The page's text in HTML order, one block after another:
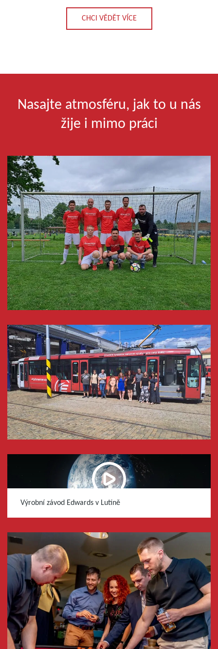
CHCI VĚDĚT VÍCE
Nasajte atmosféru, jak to u nás
žije i mimo práci
Výrobní závod Edwards v Lutíně